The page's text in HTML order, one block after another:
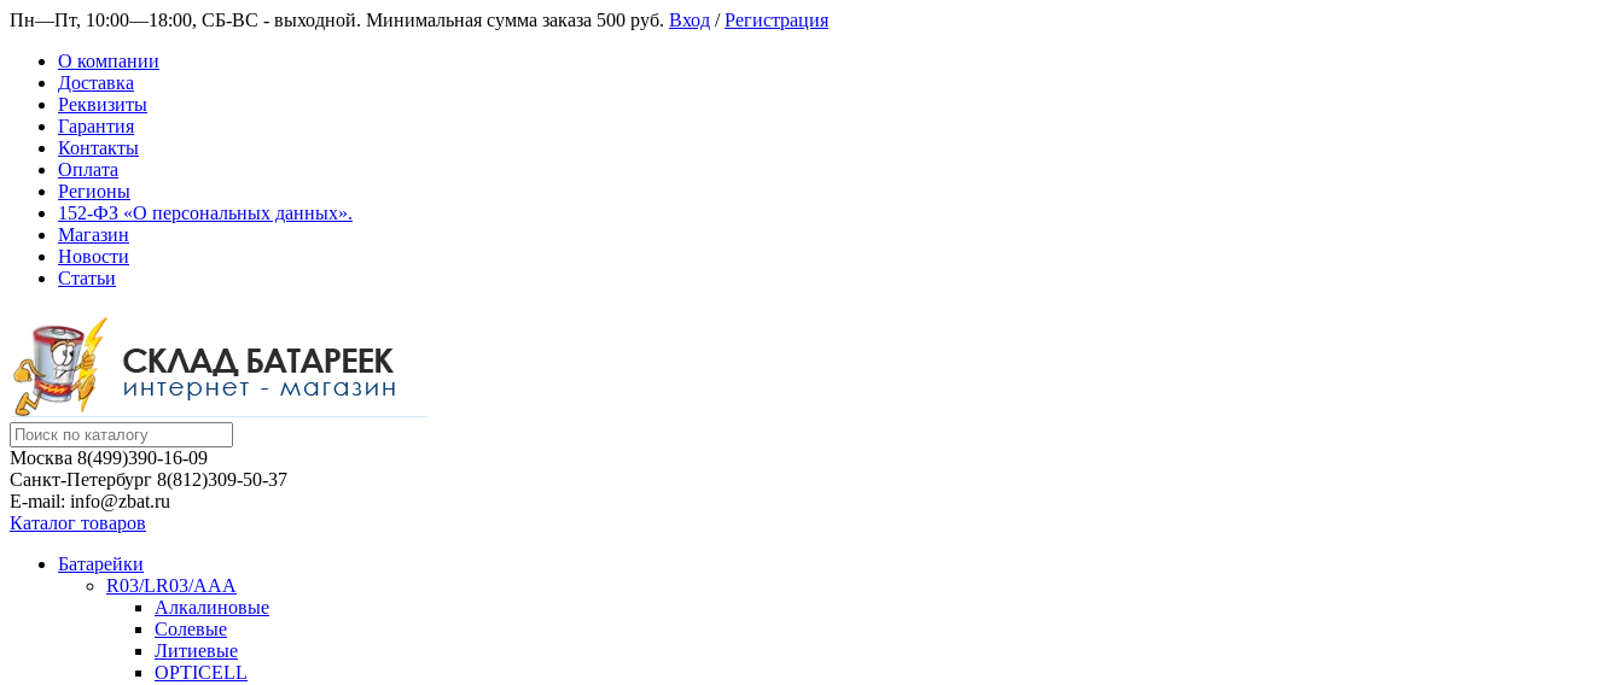
Пн—Пт, 10:00—18:00, СБ-ВС - выходной. Минимальная сумма заказа 500 руб. Вход /Регистрация
О компании
Доставка
Реквизиты
Гарантия
Контакты
Оплата
Регионы
152-ФЗ «О персональных данных».
Магазин
Новости
Статьи
Москва 8(499)390-16-09
Санкт-Петербург 8(812)309-50-37
E-mail: info@zbat.ru
Каталог товаров
Батарейки
R03/LR03/AAA
Алкалиновые
Солевые
Литиевые
OPTICELL